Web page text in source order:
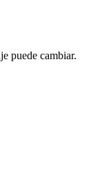
puede cambiar.